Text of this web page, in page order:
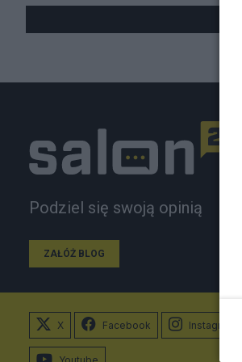
Podziel się swoją opinią
ZAŁÓŻ BLOG
X Facebook Instagram
Youtube